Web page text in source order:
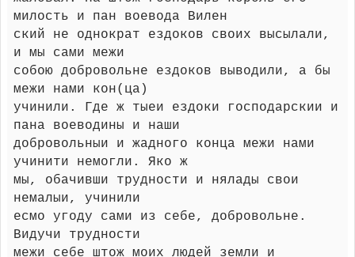
милость и пан воевода Вилен
ский не однократ ездоков своих высылали,
и мы сами межи
собою добровольне ездоков выводили, а бы
межи нами кон(ца)
учинили. Где ж тыеи ездоки господарскии и
пана воеводины и наши
добровольныи и жадного конца межи нами
учинити немогли. Яко ж
мы, обачивши трудности и нялады свои
немалыи, учинили
есмо угоду сами из себе, добровольне.
Видучи трудности
межи себе штож моих людей земли и